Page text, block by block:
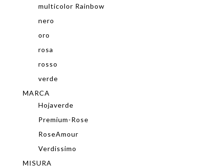
multicolor Rainbow
nero
oro
rosa
rosso
verde
MARCA
Hojaverde
Premium-Rose
RoseAmour
Verdissimo
MISURA